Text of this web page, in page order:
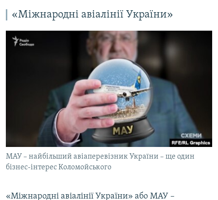
«Міжнародні авіалінії України»
МАУ – найбільший авіаперевізник України – ще один
бізнес-інтерес Коломойського
«Міжнародні авіалінії України» або МАУ –